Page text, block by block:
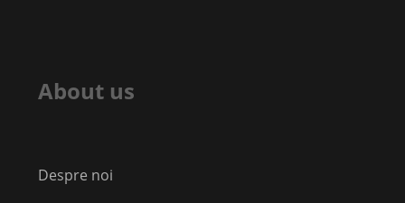
About us
Despre noi